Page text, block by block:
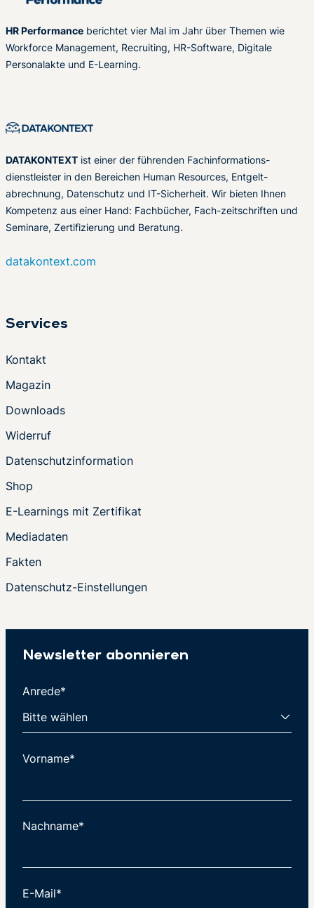
HR Performance berichtet vier Mal im Jahr über Themen wie
Workforce Management, Recruiting, HR-Software, Digitale
Personalakte und E-Learning.
DATAKONTEXT ist einer der führenden Fachinformations-
dienstleister in den Bereichen Human Resources, Entgelt-
abrechnung, Datenschutz und IT-Sicherheit. Wir bieten Ihnen
Kompetenz aus einer Hand: Fachbücher, Fach-zeitschriften und
Seminare, Zertifizierung und Beratung.
datakontext.com
Services
Kontakt
Magazin
Downloads
Widerruf
Datenschutzinformation
Shop
E-Learnings mit Zertifikat
Mediadaten
Fakten
Datenschutz-Einstellungen
Newsletter abonnieren
Anrede*
Vorname*
Nachname*
E-Mail*